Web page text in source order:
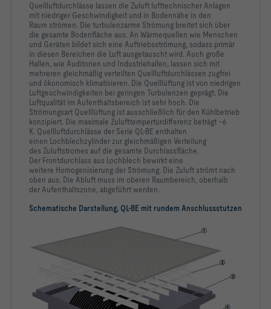
Schematische Darstellung, QL-BE mit rundem Anschlussstutzen
Quellluftdurchlässe lassen die Zuluft lufttechnischer Anlagen
mit niedriger Geschwindigkeit und in Bodennähe in den
Raum strömen. Die turbulenzarme Strömung breitet sich über
die gesamte Bodenfläche aus. An Wärmequellen wie Menschen
und Geräten bildet sich eine Auftriebsströmung, sodass primär
in diesen Bereichen die Luft ausgetauscht wird. Auch große
Hallen, wie Auditorien und Industriehallen, lassen sich mit
mehreren gleichmäßig verteilten Quellluftdurchlässen zugfrei
und ökonomisch klimatisieren. Die Quelllüftung ist von niedrigen
Luftgeschwindigkeiten bei geringen Turbulenzen geprägt. Die
Luftqualität im Aufenthaltsbereich ist sehr hoch. Die
Strömungsart Quelllüftung ist ausschließlich für den Kühlbetrieb
konzipiert. Die maximale Zulufttemperturdifferenz beträgt –6
K. Quellluftdurchlässe der Serie QL-BE enthalten
einen Lochblechzylinder zur gleichmäßigen Verteilung
des Zuluftstromes auf die gesamte Durchlassfläche.
Der Frontdurchlass aus Lochblech bewirkt eine
weitere Homogenisierung der Strömung. Die Zuluft strömt nach
oben aus. Die Abluft muss im oberen Raumbereich, oberhalb
der Aufenthaltszone, abgeführt werden.